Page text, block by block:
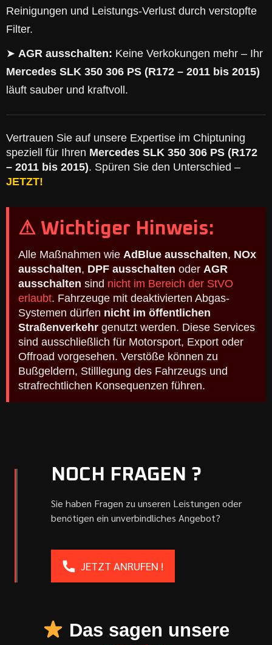
Reinigungen und Leistungs-Verlust durch verstopfte
Filter.
➤ AGR ausschalten: Keine Verkokungen mehr – Ihr
Mercedes SLK 350 306 PS (R172 – 2011 bis 2015)
läuft sauber und kraftvoll.
Vertrauen Sie auf unsere Expertise im Chiptuning
speziell für Ihren Mercedes SLK 350 306 PS (R172
– 2011 bis 2015). Spüren Sie den Unterschied –
JETZT!
⚠ Wichtiger Hinweis:
Alle Maßnahmen wie AdBlue ausschalten, NOx
ausschalten, DPF ausschalten oder AGR
ausschalten sind nicht im Bereich der StVO
erlaubt. Fahrzeuge mit deaktivierten Abgas-
Systemen dürfen nicht im öffentlichen
Straßenverkehr genutzt werden. Diese Services
sind ausschließlich für Motorsport, Export oder
Offroad vorgesehen. Verstöße können zu
Bußgeldern, Stilllegung des Fahrzeugs und
strafrechtlichen Konsequenzen führen.
NOCH FRAGEN ?
Sie haben Fragen zu unseren Leistungen oder
benötigen ein unverbindliches Angebot?
JETZT ANRUFEN !
Das sagen unsere